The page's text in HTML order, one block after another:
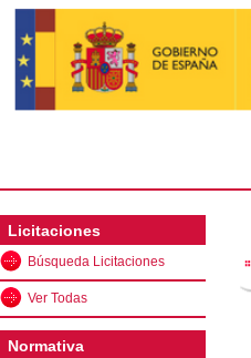
Licitaciones
Búsqueda Licitaciones
Ver Todas
Normativa